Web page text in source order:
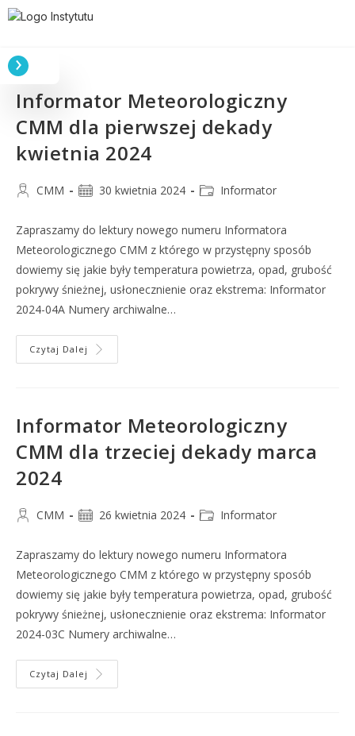
Informator Meteorologiczny
CMM dla pierwszej dekady
kwietnia 2024
CMM 30 kwietnia 2024 Informator
Zapraszamy do lektury nowego numeru Informatora
Meteorologicznego CMM z którego w przystępny sposób
dowiemy się jakie były temperatura powietrza, opad, grubość
pokrywy śnieżnej, usłonecznienie oraz ekstrema: Informator
2024-04A Numery archiwalne…
Czytaj Dalej
Informator Meteorologiczny
CMM dla trzeciej dekady marca
2024
CMM 26 kwietnia 2024 Informator
Zapraszamy do lektury nowego numeru Informatora
Meteorologicznego CMM z którego w przystępny sposób
dowiemy się jakie były temperatura powietrza, opad, grubość
pokrywy śnieżnej, usłonecznienie oraz ekstrema: Informator
2024-03C Numery archiwalne…
Czytaj Dalej